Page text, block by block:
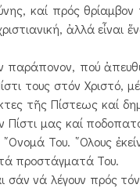
καί πρός
ἀλλά
παράπονον, πού
τους στόν Χριστό,
τῆς Πίστεως καί
Πίστι μας καί
Του. ῞Ολους
προστάγματά Του.
νά λέγουν πρός τόν